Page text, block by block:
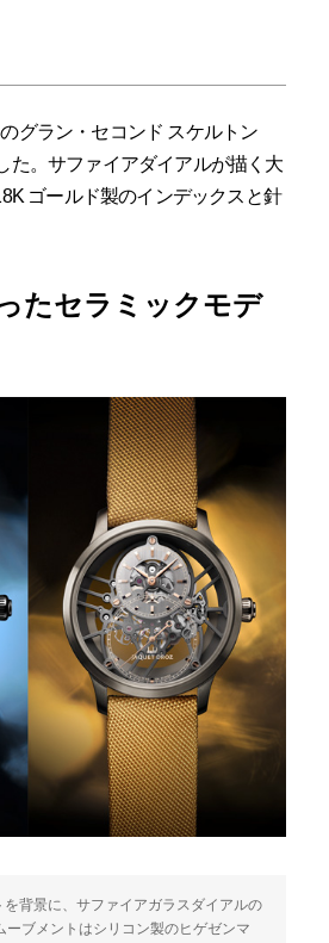
グラン・セコンド スケルトン
た。サファイアダイアルが描く大
ゴールド製のインデックスと針
たセラミックモデ
背景に、サファイアガラスダイアルの
ブメントはシリコン製のヒゲゼンマ